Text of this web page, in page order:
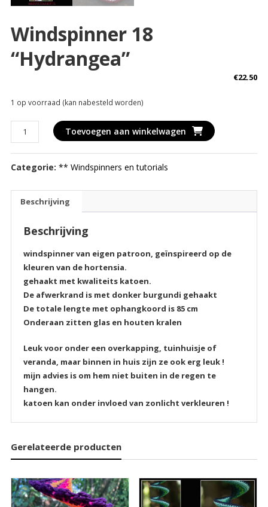
Windspinner 18
“Hydrangea”
€22.50
1 op voorraad (kan nabesteld worden)
Windspinner
18
"Hydrangea"
aantal
Toevoegen aan winkelwagen
Categorie: ** Windspinners en tutorials
Beschrijving
Beschrijving
windspinner van eigen patroon, geïnspireerd op de
kleuren van de hortensia.
gehaakt met kwaliteits katoen.
De afwerkrand is met donker burgundi gehaakt
De totale lengte met ophangkoord is 85 cm
Onderaan zitten glas en houten kralen
Leuk voor onder een overkapping, tuinhuisje of
veranda, maar binnen in huis zijn ze ook erg leuk !
mijn advies is om hem niet buiten in de regen te
hangen.
katoen kan onder invloed van zonlicht verkleuren !
Gerelateerde producten